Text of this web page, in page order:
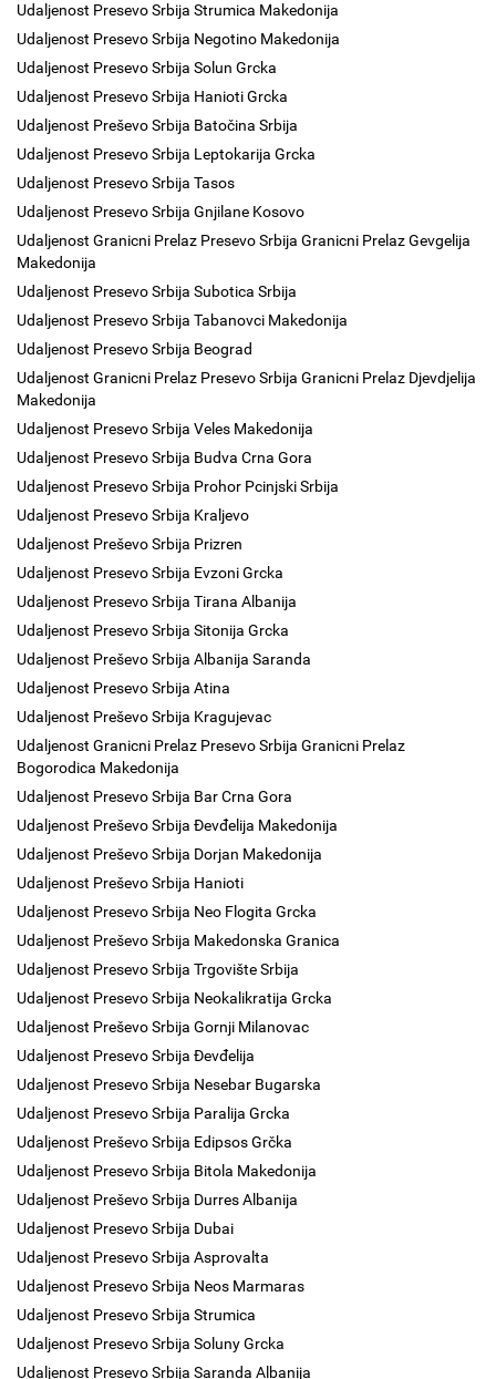
Udaljenost Presevo Srbija Strumica Makedonija
Udaljenost Presevo Srbija Negotino Makedonija
Udaljenost Presevo Srbija Solun Grcka
Udaljenost Presevo Srbija Hanioti Grcka
Udaljenost Preševo Srbija Batočina Srbija
Udaljenost Presevo Srbija Leptokarija Grcka
Udaljenost Presevo Srbija Tasos
Udaljenost Presevo Srbija Gnjilane Kosovo
Udaljenost Granicni Prelaz Presevo Srbija Granicni Prelaz Gevgelija
Makedonija
Udaljenost Presevo Srbija Subotica Srbija
Udaljenost Presevo Srbija Tabanovci Makedonija
Udaljenost Presevo Srbija Beograd
Udaljenost Granicni Prelaz Presevo Srbija Granicni Prelaz Djevdjelija
Makedonija
Udaljenost Presevo Srbija Veles Makedonija
Udaljenost Presevo Srbija Budva Crna Gora
Udaljenost Presevo Srbija Prohor Pcinjski Srbija
Udaljenost Presevo Srbija Kraljevo
Udaljenost Preševo Srbija Prizren
Udaljenost Presevo Srbija Evzoni Grcka
Udaljenost Presevo Srbija Tirana Albanija
Udaljenost Presevo Srbija Sitonija Grcka
Udaljenost Preševo Srbija Albanija Saranda
Udaljenost Presevo Srbija Atina
Udaljenost Preševo Srbija Kragujevac
Udaljenost Granicni Prelaz Presevo Srbija Granicni Prelaz
Bogorodica Makedonija
Udaljenost Presevo Srbija Bar Crna Gora
Udaljenost Preševo Srbija Đevđelija Makedonija
Udaljenost Preševo Srbija Dorjan Makedonija
Udaljenost Preševo Srbija Hanioti
Udaljenost Presevo Srbija Neo Flogita Grcka
Udaljenost Preševo Srbija Makedonska Granica
Udaljenost Presevo Srbija Trgovište Srbija
Udaljenost Presevo Srbija Neokalikratija Grcka
Udaljenost Preševo Srbija Gornji Milanovac
Udaljenost Presevo Srbija Đevđelija
Udaljenost Presevo Srbija Nesebar Bugarska
Udaljenost Presevo Srbija Paralija Grcka
Udaljenost Preševo Srbija Edipsos Grčka
Udaljenost Presevo Srbija Bitola Makedonija
Udaljenost Preševo Srbija Durres Albanija
Udaljenost Presevo Srbija Dubai
Udaljenost Presevo Srbija Asprovalta
Udaljenost Presevo Srbija Neos Marmaras
Udaljenost Presevo Srbija Strumica
Udaljenost Presevo Srbija Soluny Grcka
Udaljenost Presevo Srbija Saranda Albanija